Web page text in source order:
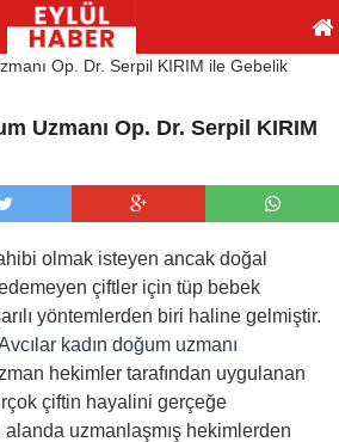
Uzmanı Op. Dr. Serpil KIRIM
olmak isteyen ancak doğal
çiftler için tüp bebek
yöntemlerden biri haline gelmiştir.
kadın doğum uzmanı
hekimler tarafından uygulanan
çiftin hayalini gerçeğe
uzmanlaşmış hekimlerden